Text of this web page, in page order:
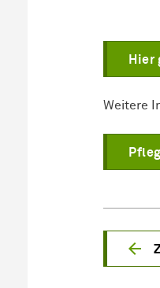
Hier
Weitere